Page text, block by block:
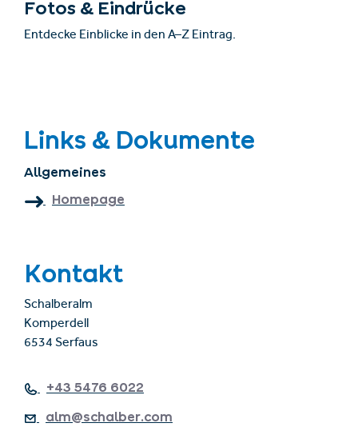
Fotos & Eindrücke
Entdecke Einblicke in den A–Z Eintrag.
Links & Dokumente
Allgemeines
Homepage
Kontakt
Schalberalm
Komperdell
6534 Serfaus
+43 5476 6022
alm@schalber.com